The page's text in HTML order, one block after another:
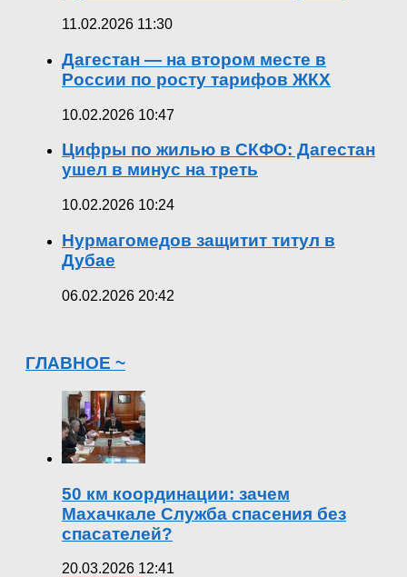
11.02.2026 11:30
Дагестан — на втором месте в
России по росту тарифов ЖКХ
10.02.2026 10:47
Цифры по жилью в СКФО: Дагестан
ушел в минус на треть
10.02.2026 10:24
Нурмагомедов защитит титул в
Дубае
06.02.2026 20:42
ГЛАВНОЕ ~
50 км координации: зачем
Махачкале Служба спасения без
спасателей?
20.03.2026 12:41